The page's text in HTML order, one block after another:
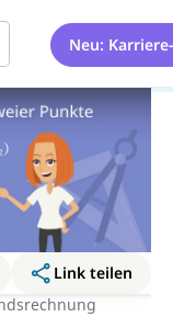
Neu:
Link teilen